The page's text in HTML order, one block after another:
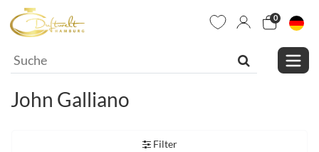
0
John Galliano
Filter